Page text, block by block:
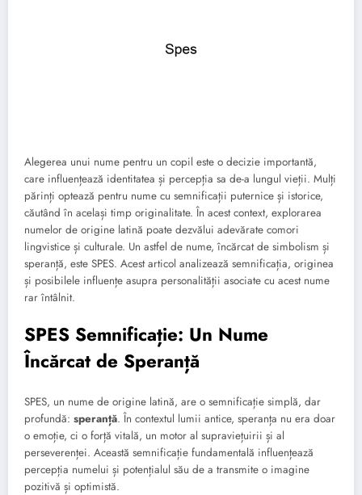
Alegerea unui nume pentru un copil este o decizie importantă,
care influențează identitatea și percepția sa de-a lungul vieții. Mulți
părinți optează pentru nume cu semnificații puternice și istorice,
căutând în același timp originalitate. În acest context, explorarea
numelor de origine latină poate dezvălui adevărate comori
lingvistice și culturale. Un astfel de nume, încărcat de simbolism și
speranță, este SPES. Acest articol analizează semnificația, originea
și posibilele influențe asupra personalității asociate cu acest nume
rar întâlnit.
SPES Semnificație: Un Nume
Încărcat de Speranță
SPES, un nume de origine latină, are o semnificație simplă, dar
profundă: speranță. În contextul lumii antice, speranța nu era doar
o emoție, ci o forță vitală, un motor al supraviețuirii și al
perseverenței. Această semnificație fundamentală influențează
percepția numelui și potențialul său de a transmite o imagine
pozitivă și optimistă.